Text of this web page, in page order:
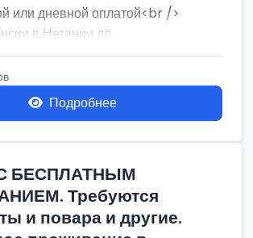
или дневной оплатой<br />
в Нетании дл...
Подробнее
БЕСПЛАТНЫМ
Требуются
и повара и другие.